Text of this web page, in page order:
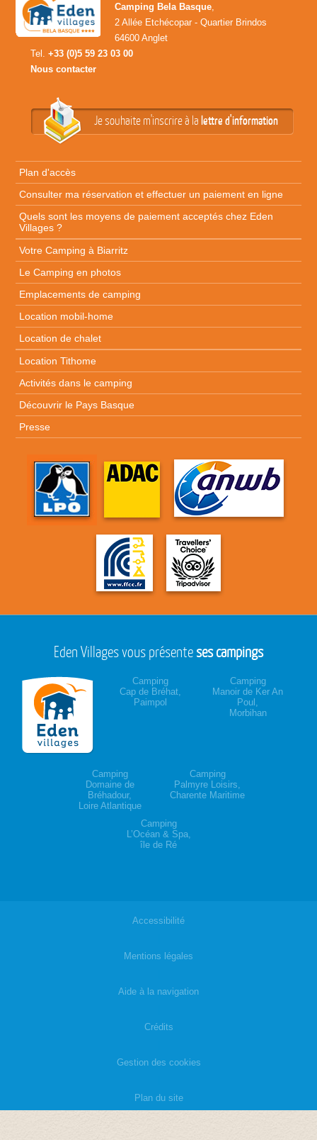
Camping Bela Basque
2 Allée Etchécopar - Quartier Brindos
64600 Anglet
Tel. +33 (0)5 59 23 03 00
Nous contacter
Je souhaite m'inscrire à lalettre d'information
Plan d'accès
Consulter ma réservation et effectuer un paiement en ligne
Quels sont les moyens de paiement acceptés chez Eden
Villages ?
Votre Camping à Biarritz
Le Camping en photos
Emplacements de camping
Location mobil-home
Location de chalet
Location Tithome
Activités dans le camping
Découvrir le Pays Basque
Presse
Eden Villages vous présenteses campings
Camping
Cap de Bréhat,
Paimpol
Camping
Manoir de Ker An
Poul,
Morbihan
Camping
Domaine de
Bréhadour,
Loire Atlantique
Camping
Palmyre Loisirs,
Charente Maritime
Camping
L’Océan & Spa,
île de Ré
Accessibilité
Mentions légales
Aide à la navigation
Crédits
Gestion des cookies
Plan du site